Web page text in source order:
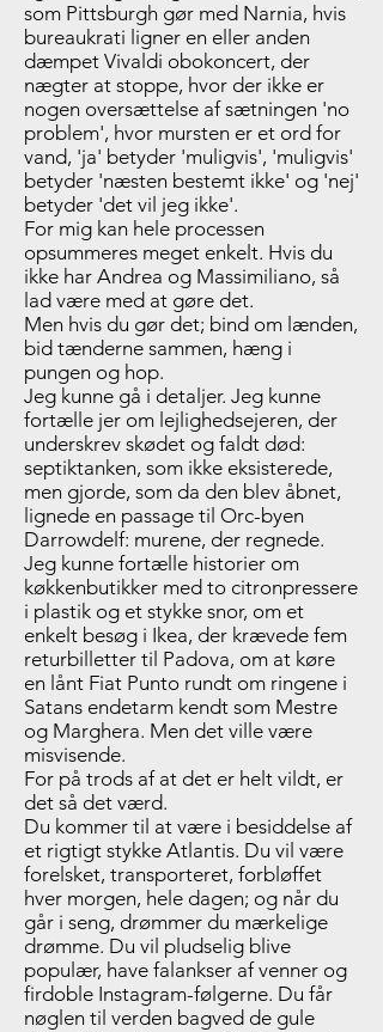
som Pittsburgh gør med Narnia, hvis
bureaukrati ligner en eller anden
dæmpet Vivaldi obokoncert, der
nægter at stoppe, hvor der ikke er
nogen oversættelse af sætningen 'no
problem', hvor mursten er et ord for
vand, 'ja' betyder 'muligvis', 'muligvis'
betyder 'næsten bestemt ikke' og 'nej'
betyder 'det vil jeg ikke'.
For mig kan hele processen
opsummeres meget enkelt. Hvis du
ikke har Andrea og Massimiliano, så
lad være med at gøre det.
Men hvis du gør det; bind om lænden,
bid tænderne sammen, hæng i
pungen og hop.
Jeg kunne gå i detaljer. Jeg kunne
fortælle jer om lejlighedsejeren, der
underskrev skødet og faldt død:
septiktanken, som ikke eksisterede,
men gjorde, som da den blev åbnet,
lignede en passage til Orc-byen
Darrowdelf: murene, der regnede.
Jeg kunne fortælle historier om
køkkenbutikker med to citronpressere
i plastik og et stykke snor, om et
enkelt besøg i Ikea, der krævede fem
returbilletter til Padova, om at køre
en lånt Fiat Punto rundt om ringene i
Satans endetarm kendt som Mestre
og Marghera. Men det ville være
misvisende.
For på trods af at det er helt vildt, er
det så det værd.
Du kommer til at være i besiddelse af
et rigtigt stykke Atlantis. Du vil være
forelsket, transporteret, forbløffet
hver morgen, hele dagen; og når du
går i seng, drømmer du mærkelige
drømme. Du vil pludselig blive
populær, have falankser af venner og
firdoble Instagram-følgerne. Du får
nøglen til verden bagved de gule